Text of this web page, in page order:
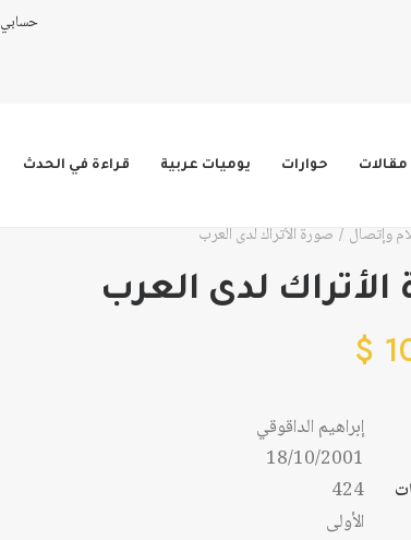
حسابي
مقالات حوارات يوميات عربية قراءة في الحدث
وإتصال صورة الأتراك لدى العرب
لدى العرب
$
إبراهيم الداقوقي
18/10/2001
424
الأولى